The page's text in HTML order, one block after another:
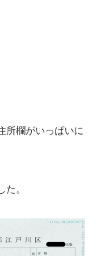
所欄がいっぱいに
。